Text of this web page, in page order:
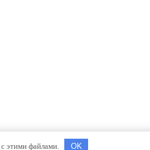
этими файлами. OK